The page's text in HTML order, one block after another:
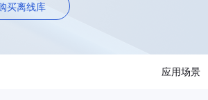
买离线库
应用场景